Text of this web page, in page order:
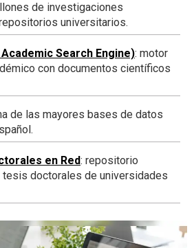
de investigaciones
universitarios.
Search Engine): motor
con documentos científicos
de las mayores bases de datos
en Red: repositorio
doctorales de universidades